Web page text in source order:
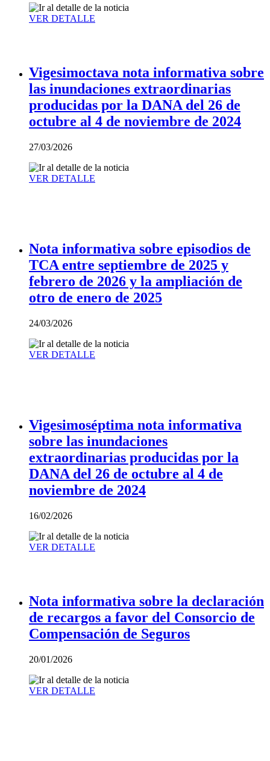
VER DETALLE
Vigesimoctava nota informativa sobre
las inundaciones extraordinarias
producidas por la DANA del 26 de
octubre al 4 de noviembre de 2024
27/03/2026
VER DETALLE
Nota informativa sobre episodios de
TCA entre septiembre de 2025 y
febrero de 2026 y la ampliación de
otro de enero de 2025
24/03/2026
VER DETALLE
Vigesimoséptima nota informativa
sobre las inundaciones
extraordinarias producidas por la
DANA del 26 de octubre al 4 de
noviembre de 2024
16/02/2026
VER DETALLE
Nota informativa sobre la declaración
de recargos a favor del Consorcio de
Compensación de Seguros
20/01/2026
VER DETALLE